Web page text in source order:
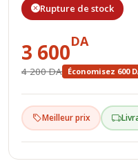
Rupture de stock
3 600DA
4 200 DA Économisez 600
Meilleur prix